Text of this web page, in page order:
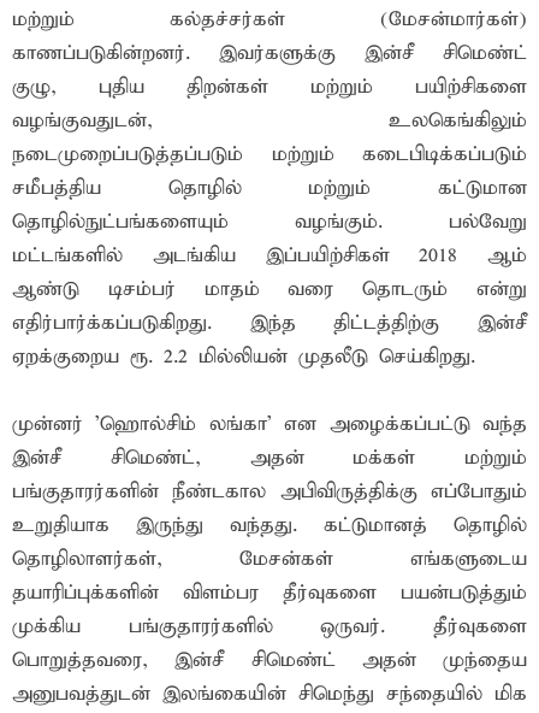
மற்றும் கல்தச்சர்கள் (மேசன்மார்கள்)
காணப்படுகின்றனர். இவர்களுக்கு இன்சீ சிமெண்ட்
குழு, புதிய திறன்கள் மற்றும் பயிற்சிகளை
வழங்குவதுடன், உலகெங்கிலும்
நடைமுறைப்படுத்தப்படும் மற்றும் கடைபிடிக்கப்படும்
சமீபத்திய தொழில் மற்றும் கட்டுமான
தொழில்நுட்பங்களையும் வழங்கும். பல்வேறு
மட்டங்களில் அடங்கிய இப்பயிற்சிகள் 2018 ஆம்
ஆண்டு டிசம்பர் மாதம் வரை தொடரும் என்று
எதிர்பார்க்கப்படுகிறது. இந்த திட்டத்திற்கு இன்சீ
ஏறக்குறைய ரூ. 2.2 மில்லியன் முதலீடு செய்கிறது.
முன்னர் 'ஹொல்சிம் லங்கா' என அழைக்கப்பட்டு வந்த
இன்சீ சிமெண்ட், அதன் மக்கள் மற்றும்
பங்குதாரர்களின் நீண்டகால அபிவிருத்திக்கு எப்போதும்
உறுதியாக இருந்து வந்தது. கட்டுமானத் தொழில்
தொழிலாளர்கள், மேசன்கள் எங்களுடைய
தயாரிப்புக்களின் விளம்பர தீர்வுகளை பயன்படுத்தும்
முக்கிய பங்குதாரர்களில் ஒருவர். தீர்வுகளை
பொறுத்தவரை, இன்சீ சிமெண்ட் அதன் முந்தைய
அனுபவத்துடன் இலங்கையின் சிமெந்து சந்தையில் மிக